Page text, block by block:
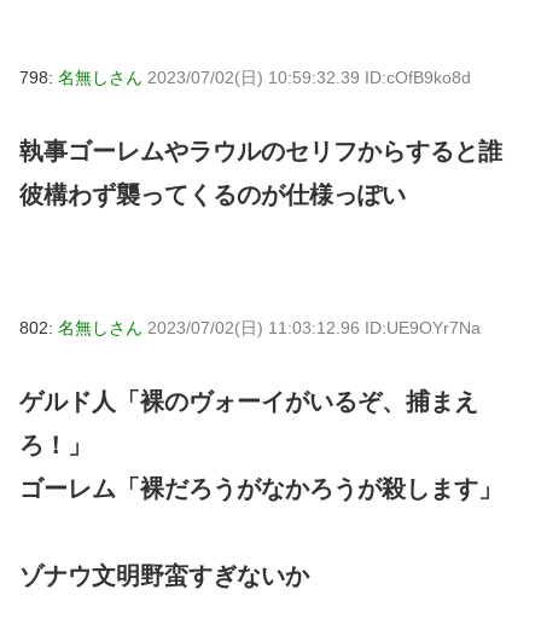
798: 名無しさん 2023/07/02(日) 10:59:32.39 ID:cOfB9ko8d
執事ゴーレムやラウルのセリフからすると誰
彼構わず襲ってくるのが仕様っぽい
802: 名無しさん 2023/07/02(日) 11:03:12.96 ID:UE9OYr7Na
ゲルド人「裸のヴォーイがいるぞ、捕まえ
ろ！」
ゴーレム「裸だろうがなかろうが殺します」
ゾナウ文明野蛮すぎないか